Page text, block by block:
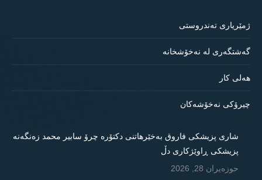
ژمێریاری تەندروستی
گەشتگەری لە نەخۆشخانە
هەلی کار
چیرۆکی نەخۆشەکان
شاری پزیشکی فاروق بەخێرهاتنی دکتۆرە چرۆ سابیر محمد زەنگەنە
پزیشکی ڕاوێژکاری دڵ
حوزه‌یران 28, 2026